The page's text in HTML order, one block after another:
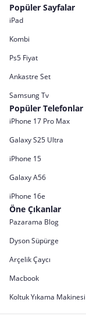
Popüler Sayfalar
iPad
Kombi
Ps5 Fiyat
Ankastre Set
Samsung Tv
Popüler Telefonlar
iPhone 17 Pro Max
Galaxy S25 Ultra
iPhone 15
Galaxy A56
iPhone 16e
Öne Çıkanlar
Pazarama Blog
Dyson Süpürge
Arçelik Çaycı
Macbook
Koltuk Yıkama Makinesi